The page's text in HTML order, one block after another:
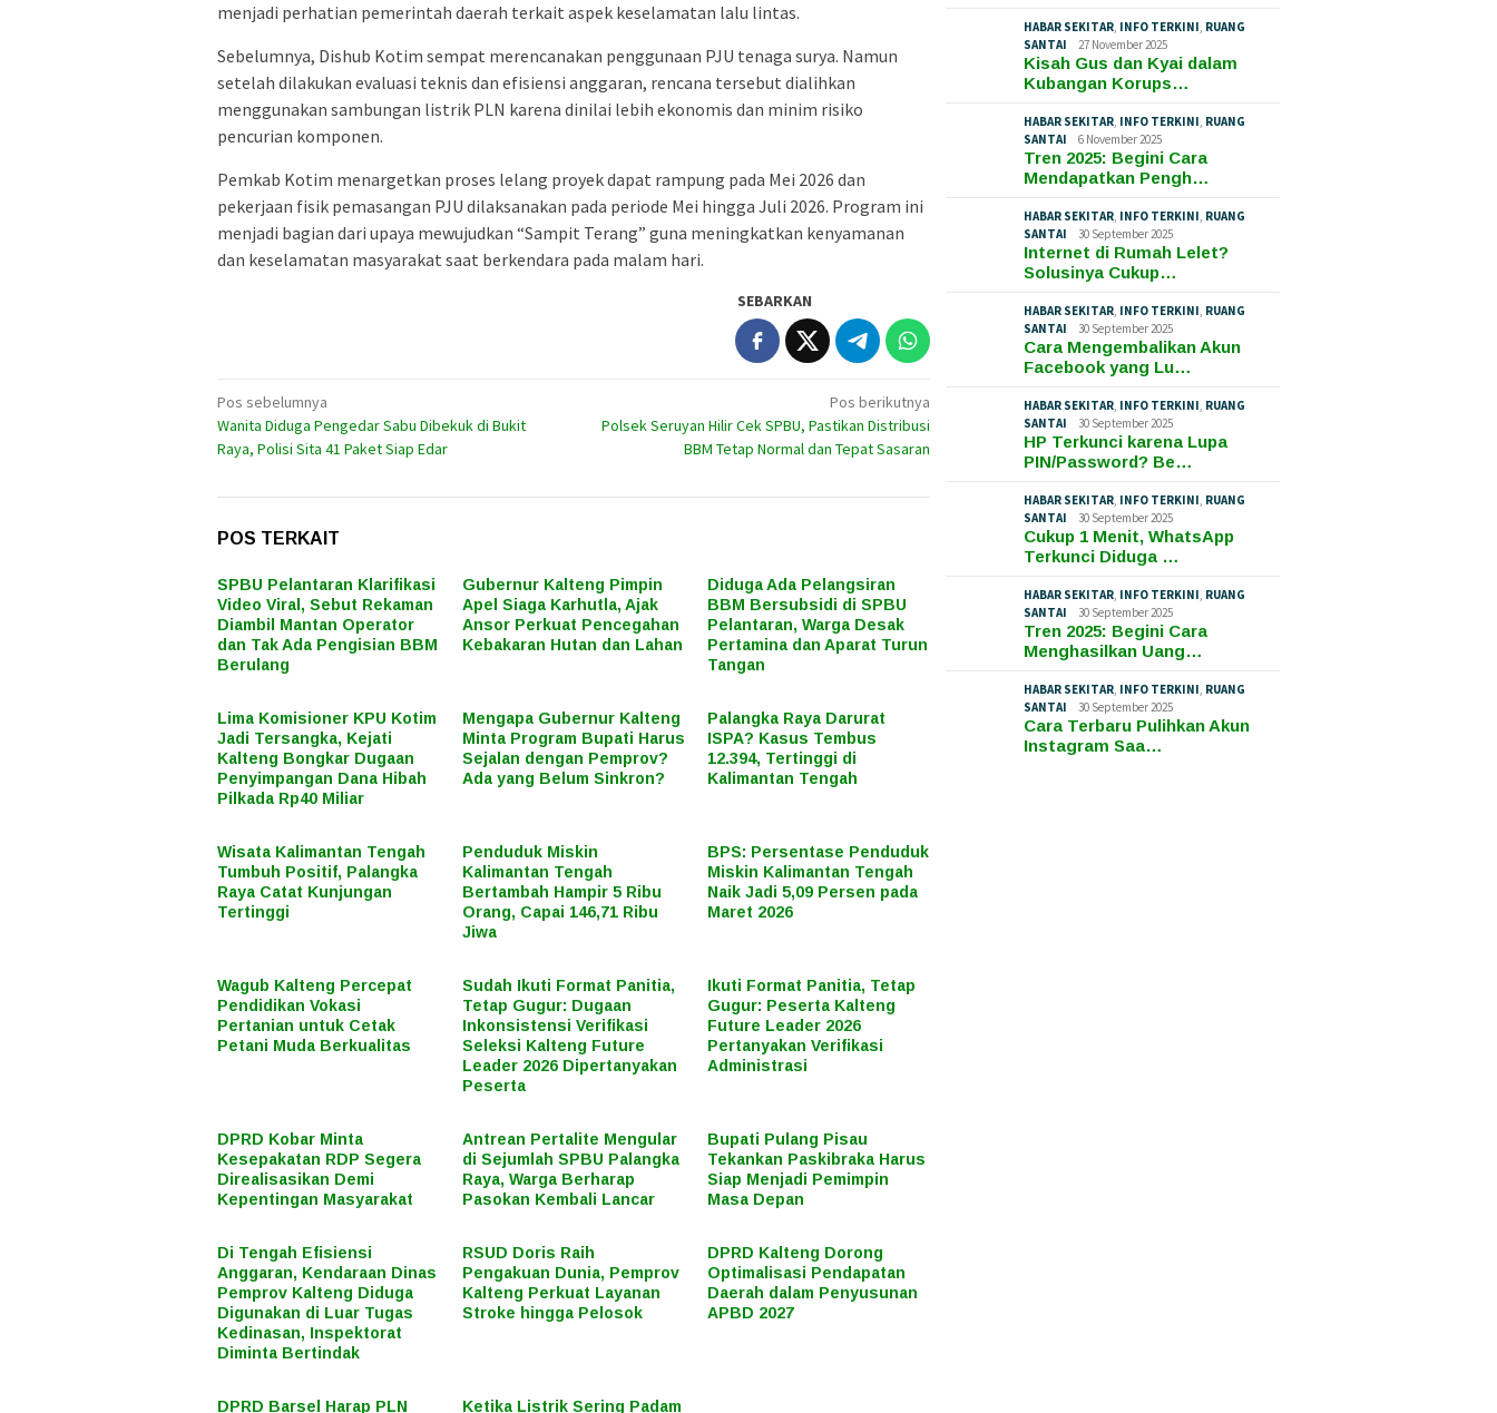
menjadi perhatian pemerintah daerah terkait aspek keselamatan lalu lintas.
Sebelumnya, Dishub Kotim sempat merencanakan penggunaan PJU tenaga surya. Namun
setelah dilakukan evaluasi teknis dan efisiensi anggaran, rencana tersebut dialihkan
menggunakan sambungan listrik PLN karena dinilai lebih ekonomis dan minim risiko
pencurian komponen.
Pemkab Kotim menargetkan proses lelang proyek dapat rampung pada Mei 2026 dan
pekerjaan fisik pemasangan PJU dilaksanakan pada periode Mei hingga Juli 2026. Program ini
menjadi bagian dari upaya mewujudkan “Sampit Terang” guna meningkatkan kenyamanan
dan keselamatan masyarakat saat berkendara pada malam hari.
SEBARKAN
Navigasi
pos
Pos sebelumnya
Wanita Diduga Pengedar Sabu Dibekuk di Bukit
Raya, Polisi Sita 41 Paket Siap Edar
Pos berikutnya
Polsek Seruyan Hilir Cek SPBU, Pastikan Distribusi
BBM Tetap Normal dan Tepat Sasaran
POS TERKAIT
SPBU Pelantaran Klarifikasi
Video Viral, Sebut Rekaman
Diambil Mantan Operator
dan Tak Ada Pengisian BBM
Berulang
Gubernur Kalteng Pimpin
Apel Siaga Karhutla, Ajak
Ansor Perkuat Pencegahan
Kebakaran Hutan dan Lahan
Diduga Ada Pelangsiran
BBM Bersubsidi di SPBU
Pelantaran, Warga Desak
Pertamina dan Aparat Turun
Tangan
Lima Komisioner KPU Kotim
Jadi Tersangka, Kejati
Kalteng Bongkar Dugaan
Penyimpangan Dana Hibah
Pilkada Rp40 Miliar
Mengapa Gubernur Kalteng
Minta Program Bupati Harus
Sejalan dengan Pemprov?
Ada yang Belum Sinkron?
Palangka Raya Darurat
ISPA? Kasus Tembus
12.394, Tertinggi di
Kalimantan Tengah
Wisata Kalimantan Tengah
Tumbuh Positif, Palangka
Raya Catat Kunjungan
Tertinggi
Penduduk Miskin
Kalimantan Tengah
Bertambah Hampir 5 Ribu
Orang, Capai 146,71 Ribu
Jiwa
BPS: Persentase Penduduk
Miskin Kalimantan Tengah
Naik Jadi 5,09 Persen pada
Maret 2026
Wagub Kalteng Percepat
Pendidikan Vokasi
Pertanian untuk Cetak
Petani Muda Berkualitas
Sudah Ikuti Format Panitia,
Tetap Gugur: Dugaan
Inkonsistensi Verifikasi
Seleksi Kalteng Future
Leader 2026 Dipertanyakan
Peserta
Ikuti Format Panitia, Tetap
Gugur: Peserta Kalteng
Future Leader 2026
Pertanyakan Verifikasi
Administrasi
DPRD Kobar Minta
Kesepakatan RDP Segera
Direalisasikan Demi
Kepentingan Masyarakat
Antrean Pertalite Mengular
di Sejumlah SPBU Palangka
Raya, Warga Berharap
Pasokan Kembali Lancar
Bupati Pulang Pisau
Tekankan Paskibraka Harus
Siap Menjadi Pemimpin
Masa Depan
Di Tengah Efisiensi
Anggaran, Kendaraan Dinas
Pemprov Kalteng Diduga
Digunakan di Luar Tugas
Kedinasan, Inspektorat
Diminta Bertindak
RSUD Doris Raih
Pengakuan Dunia, Pemprov
Kalteng Perkuat Layanan
Stroke hingga Pelosok
DPRD Kalteng Dorong
Optimalisasi Pendapatan
Daerah dalam Penyusunan
APBD 2027
DPRD Barsel Harap PLN Ketika Listrik Sering Padam
HABAR SEKITAR, INFO TERKINI, RUANG
SANTAI
27 November 2025
Kisah Gus dan Kyai dalam
Kubangan Korups…
HABAR SEKITAR, INFO TERKINI, RUANG
SANTAI
6 November 2025
Tren 2025: Begini Cara
Mendapatkan Pengh…
HABAR SEKITAR, INFO TERKINI, RUANG
SANTAI
30 September 2025
Internet di Rumah Lelet?
Solusinya Cukup…
HABAR SEKITAR, INFO TERKINI, RUANG
SANTAI
30 September 2025
Cara Mengembalikan Akun
Facebook yang Lu…
HABAR SEKITAR, INFO TERKINI, RUANG
SANTAI
30 September 2025
HP Terkunci karena Lupa
PIN/Password? Be…
HABAR SEKITAR, INFO TERKINI, RUANG
SANTAI
30 September 2025
Cukup 1 Menit, WhatsApp
Terkunci Diduga …
HABAR SEKITAR, INFO TERKINI, RUANG
SANTAI
30 September 2025
Tren 2025: Begini Cara
Menghasilkan Uang…
HABAR SEKITAR, INFO TERKINI, RUANG
SANTAI
30 September 2025
Cara Terbaru Pulihkan Akun
Instagram Saa…